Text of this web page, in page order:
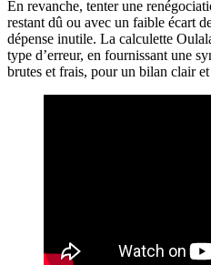
En revanche, tenter une
restant dû ou avec un faible écart
dépense inutile. La calculette
type d’erreur, en fournissant une
brutes et frais, pour un bilan clair et